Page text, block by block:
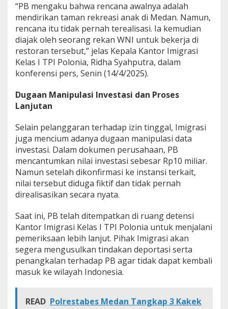
“PB mengaku bahwa rencana awalnya adalah
mendirikan taman rekreasi anak di Medan. Namun,
rencana itu tidak pernah terealisasi. Ia kemudian
diajak oleh seorang rekan WNI untuk bekerja di
restoran tersebut,” jelas Kepala Kantor Imigrasi
Kelas I TPI Polonia, Ridha Syahputra, dalam
konferensi pers, Senin (14/4/2025).
Dugaan Manipulasi Investasi dan Proses
Lanjutan
Selain pelanggaran terhadap izin tinggal, Imigrasi
juga mencium adanya dugaan manipulasi data
investasi. Dalam dokumen perusahaan, PB
mencantumkan nilai investasi sebesar Rp10 miliar.
Namun setelah dikonfirmasi ke instansi terkait,
nilai tersebut diduga fiktif dan tidak pernah
direalisasikan secara nyata.
Saat ini, PB telah ditempatkan di ruang detensi
Kantor Imigrasi Kelas I TPI Polonia untuk menjalani
pemeriksaan lebih lanjut. Pihak Imigrasi akan
segera mengusulkan tindakan deportasi serta
penangkalan terhadap PB agar tidak dapat kembali
masuk ke wilayah Indonesia.
READ Polrestabes Medan Tangkap 3 Kakek